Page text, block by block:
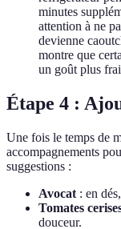
minutes
attention à ne
devienne
montre que
un goût plus
Étape 4 :
Une fois le temps de
accompagnements
suggestions :
Avocat : en
Tomates
douceur.